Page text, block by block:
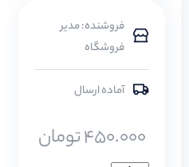
فروشنده: مدیر
فروشگاه
آماده ارسال
450.000تومان